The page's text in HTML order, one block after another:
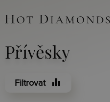
Přívěsky
Filtrovat equalizer